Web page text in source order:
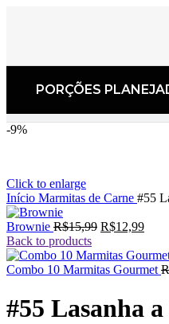
PORÇÕES
-9%
Click to enlarge
Início Marmitas de Carne #55
Brownie R$15,99 R$12,99
Back to products
Combo 10 Marmitas Gourmet
#55 Lasanha